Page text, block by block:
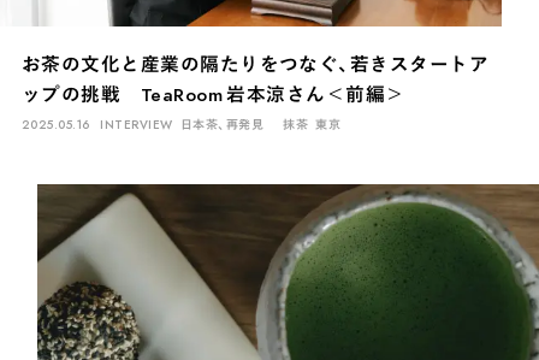
お茶の文化と産業の隔たりをつなぐ、若きスタートア
ップの挑戦 TeaRoom 岩本涼さん＜前編＞
2025.05.16 INTERVIEW 日本茶、再発見 抹茶 東京